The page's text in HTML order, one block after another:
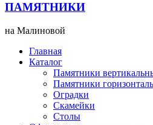
ПАМЯТНИКИ
на Малиновой
Главная
Каталог
Памятники
Памятники
Оградки
Скамейки
Столы